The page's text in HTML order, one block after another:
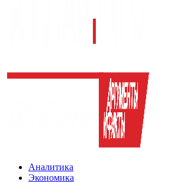
Аналитика
Экономика